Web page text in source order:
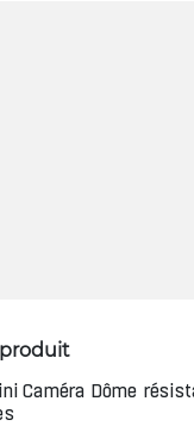
Caméra Dôme